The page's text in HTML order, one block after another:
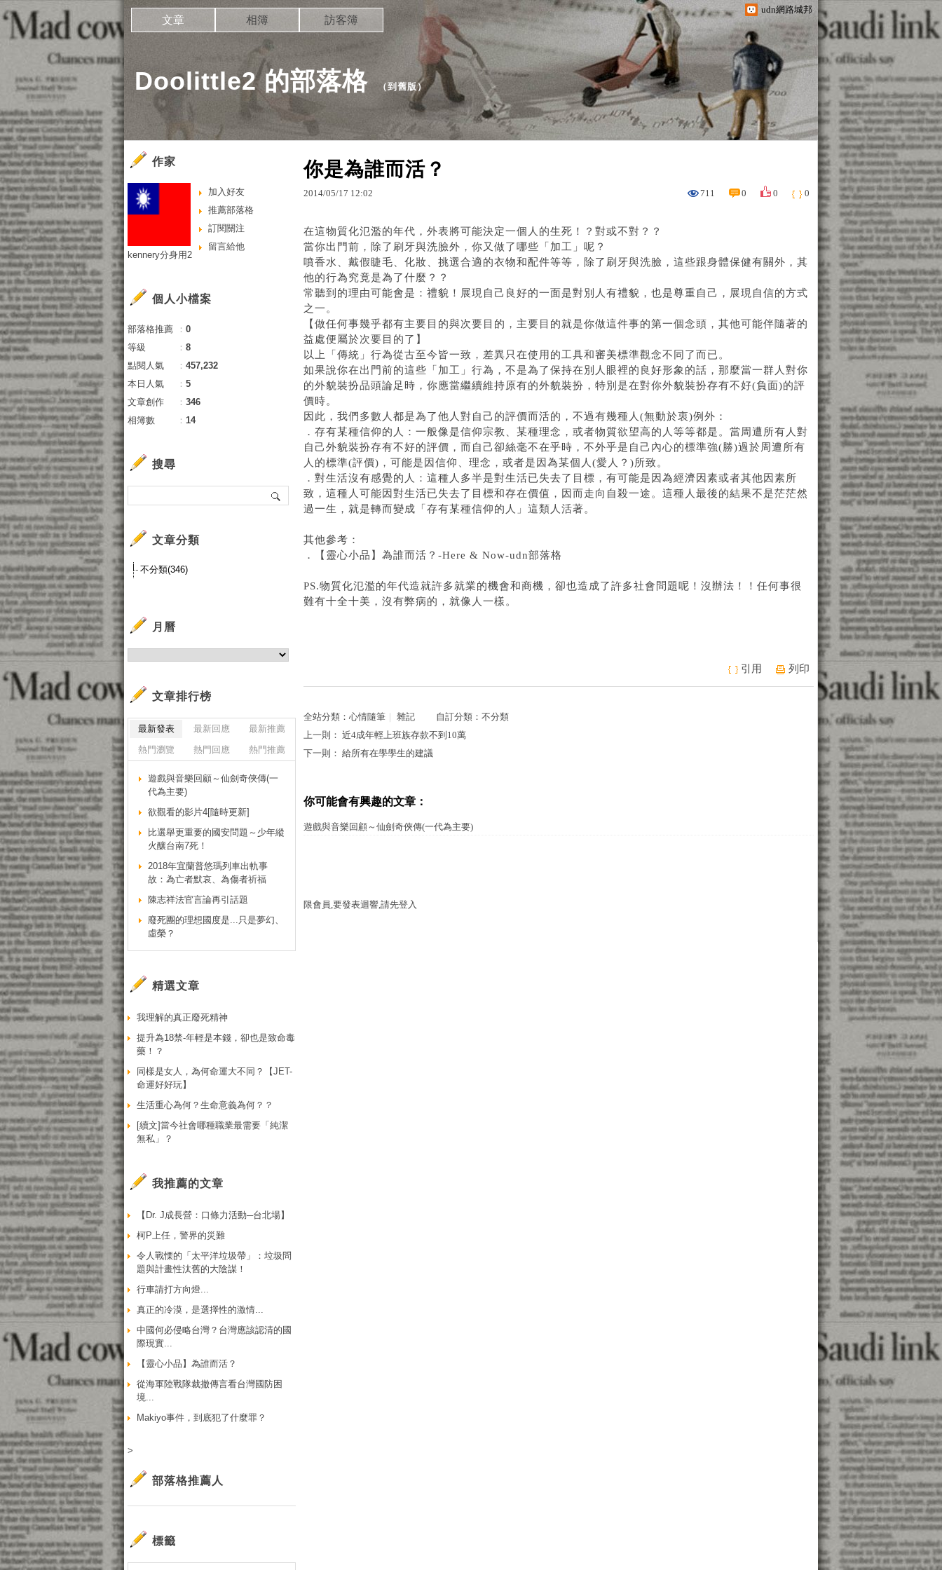
udn網路城邦
Doolittle2 的部落格 （到舊版）
文章 相簿 訪客簿
你是為誰而活？
2014/05/17 12:02 711 0 0 0
在這物質化氾濫的年代，外表將可能決定一個人的生死！？對或不對？？
當你出門前，除了刷牙與洗臉外，你又做了哪些「加工」呢？
噴香水、戴假睫毛、化妝、挑選合適的衣物和配件等等，除了刷牙與洗臉，這些跟身體保健有關外，其
他的行為究竟是為了什麼？？
常聽到的理由可能會是：禮貌！展現自己良好的一面是對別人有禮貌，也是尊重自己，展現自信的方式
之一。
【做任何事幾乎都有主要目的與次要目的，主要目的就是你做這件事的第一個念頭，其他可能伴隨著的
益處便屬於次要目的了】
以上「傳統」行為從古至今皆一致，差異只在使用的工具和審美標準觀念不同了而已。
如果說你在出門前的這些「加工」行為，不是為了保持在別人眼裡的良好形象的話，那麼當一群人對你
的外貌裝扮品頭論足時，你應當繼續維持原有的外貌裝扮，特別是在對你外貌裝扮存有不好(負面)的評
價時。
因此，我們多數人都是為了他人對自己的評價而活的，不過有幾種人(無動於衷)例外：
．存有某種信仰的人：一般像是信仰宗教、某種理念，或者物質欲望高的人等等都是。當周遭所有人對
自己外貌裝扮存有不好的評價，而自己卻絲毫不在乎時，不外乎是自己內心的標準強(勝)過於周遭所有
人的標準(評價)，可能是因信仰、理念，或者是因為某個人(愛人？)所致。
．對生活沒有感覺的人：這種人多半是對生活已失去了目標，有可能是因為經濟因素或者其他因素所
致，這種人可能因對生活已失去了目標和存在價值，因而走向自殺一途。這種人最後的結果不是茫茫然
過一生，就是轉而變成「存有某種信仰的人」這類人活著。
其他參考：
．
【靈心小品】為誰而活？-Here & Now-udn部落格
PS.物質化氾濫的年代造就許多就業的機會和商機，卻也造成了許多社會問題呢！沒辦法！！任何事很
難有十全十美，沒有弊病的，就像人一樣。
引用 列印
全站分類： 心情隨筆 雜記 自訂分類： 不分類
上一則： 近4成年輕上班族存款不到10萬
下一則： 給所有在學學生的建議
你可能會有興趣的文章：
遊戲與音樂回顧～仙劍奇俠傳(一代為主要)
限會員,要發表迴響,請先登入
作家
加入好友
推薦部落格
訂閱關注
留言給他
kennery分身用2
個人小檔案
部落格推薦 ： 0
等級
： 8
點閱人氣
： 457,232
本日人氣
： 5
文章創作
： 346
相簿數
： 14
搜尋
文章分類
不分類(346)
月曆
文章排行榜
最新發表 最新回應
最新推薦
熱門瀏覽
熱門回應 熱門推薦
遊戲與音樂回顧～仙劍奇俠傳(一
代為主要)
欲觀看的影片4[隨時更新]
比選舉更重要的國安問題～少年縱
火釀台南7死！
2018年宜蘭普悠瑪列車出軌事
故：為亡者默哀、為傷者祈福
陳志祥法官言論再引話題
廢死團的理想國度是...只是夢幻、
虛榮？
精選文章
我理解的真正廢死精神
提升為18禁-年輕是本錢，卻也是致命毒
藥！？
同樣是女人，為何命運大不同？【JET-
命運好好玩】
生活重心為何？生命意義為何？？
[續文]當今社會哪種職業最需要「純潔
無私」？
我推薦的文章
【Dr. J成長營：口條力活動─台北場】
柯P上任，警界的災難
令人戰慄的「太平洋垃圾帶」：垃圾問
題與計畫性汰舊的大陰謀！
行車請打方向燈...
真正的冷漠，是選擇性的激情...
中國何必侵略台灣？台灣應該認清的國
際現實...
【靈心小品】為誰而活？
從海軍陸戰隊裁撤傳言看台灣國防困
境...
Makiyo事件，到底犯了什麼罪？
>
部落格推薦人
標籤